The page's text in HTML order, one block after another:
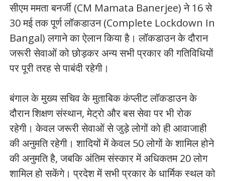
सीएम ममता बनर्जी (CM Mamata Banerjee) ने 16 से
30 मई तक पूर्ण लॉकडाउन (Complete Lockdown In
Bangal) लगाने का ऐलान किया है। लॉकडाउन के दौरान
जरूरी सेवाओं को छोड़कर अन्य सभी प्रकार की गतिविधियों
पर पूरी तरह से पाबंदी रहेगी।
बंगाल के मुख्य सचिव के मुताबिक कंप्लीट लॉकडाउन के
दौरान शिक्षण संस्थान, मेट्रो और बस सेवा पर भी रोक
रहेगी। केवल जरूरी सेवाओं से जुड़े लोगों को ही आवाजाही
की अनुमति रहेगी। शादियों में केवल 50 लोगों के शामिल होने
की अनुमति है, जबकि अंतिम संस्कार में अधिकतम 20 लोग
शामिल हो सकेंगे। प्रदेश में सभी प्रकार के धार्मिक स्थल को